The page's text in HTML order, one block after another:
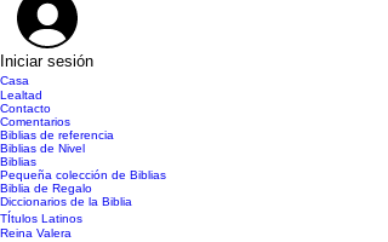
Iniciar sesión
Casa
Lealtad
Contacto
Comentarios
Biblias de referencia
Biblias de Nivel
Biblias
Pequeña colección de Biblias
Biblia de Regalo
Diccionarios de la Biblia
TÍtulos Latinos
Reina Valera